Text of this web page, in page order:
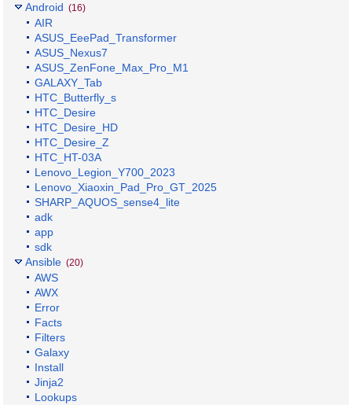
Android (16)
AIR
ASUS_EeePad_Transformer
ASUS_Nexus7
ASUS_ZenFone_Max_Pro_M1
GALAXY_Tab
HTC_Butterfly_s
HTC_Desire
HTC_Desire_HD
HTC_Desire_Z
HTC_HT-03A
Lenovo_Legion_Y700_2023
Lenovo_Xiaoxin_Pad_Pro_GT_2025
SHARP_AQUOS_sense4_lite
adk
app
sdk
Ansible (20)
AWS
AWX
Error
Facts
Filters
Galaxy
Install
Jinja2
Lookups